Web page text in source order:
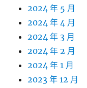
2024 年 5 月
2024 年 4 月
2024 年 3 月
2024 年 2 月
2024 年 1 月
2023 年 12 月